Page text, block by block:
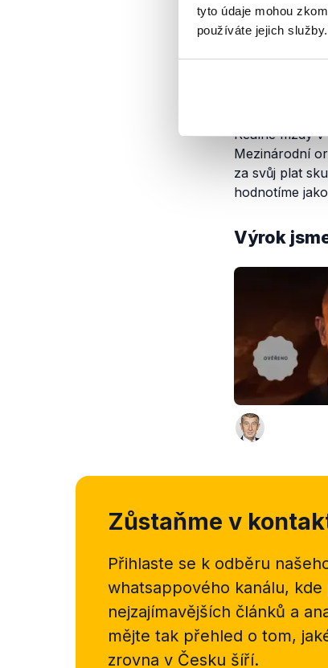
tyto údaje mohou
používáte jejich služby.
Reálné mzdy
Mezinárodní
za svůj plat
hodnotíme
Výrok
Zůstaňme v
Přihlaste se k odběru
whatsappového kanálu,
nejzajímavějších článků a
mějte tak přehled o tom,
zrovna v Česku šíří.